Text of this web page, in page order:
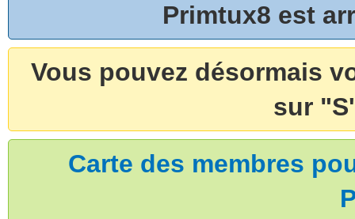
Primtux8 est
Vous pouvez désormais
sur
Carte des membres